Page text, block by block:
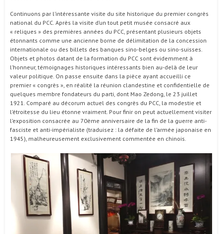
Continuons par l’intéressante visite du site historique du premier congrès
national du PCC. Après la visite d’un tout petit musée consacré aux
« reliques » des premières années du PCC, présentant plusieurs objets
étonnants comme une ancienne borne de délimitation de la concession
internationale ou des billets des banques sino-belges ou sino-suisses.
Objets et photos datant de la formation du PCC sont évidemment à
l’honneur, témoignages historiques intéressants bien au-delà de leur
valeur politique. On passe ensuite dans la pièce ayant accueilli ce
premier « congrès », en réalité la réunion clandestine et confidentielle de
quelques membre fondateurs du parti, dont Mao Zedong, le 23 juillet
1921. Comparé au décorum actuel des congrès du PCC, la modestie et
l’étroitesse du lieu étonne vraiment. Pour finir on peut actuellement visiter
l’exposition consacrée au 70ème anniversaire de la fin de la guerre anti-
fasciste et anti-impérialiste (traduisez : la défaite de l’armée japonaise en
1945), malheureusement exclusivement commentée en chinois.